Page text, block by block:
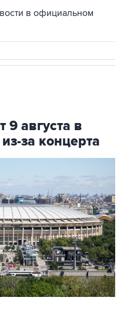
в официальном
9 августа в
за концерта